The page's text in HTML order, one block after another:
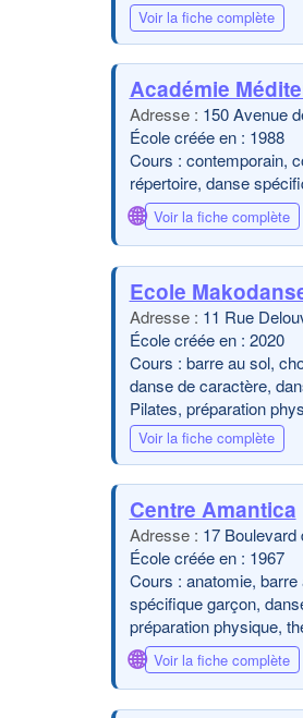
Voir la fiche complète
Académie
150 Avenue
École créée en : 1988
Cours : contemporain,
répertoire, danse
🌐 Voir la fiche complète
Ecole
11 Rue
École créée en : 2020
Cours : barre au sol,
danse de caractère,
Pilates, préparation
Voir la fiche complète
Centre Amantica
17
École créée en : 1967
Cours : anatomie,
spécifique garçon,
préparation physique,
🌐 Voir la fiche complète